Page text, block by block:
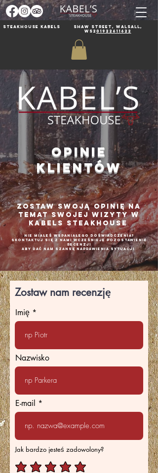
Steakhouse Kabels
Shaw Street, Walsall,
WS2 01922611622
OPINIE
KLIENTÓW
zostaw swoją opinię na
temat swojej wizyty w
Kabels Steakhouse
Nie miałeś wspaniałego doświadczenia?
Skontaktuj się z nami wcześniej e pozostawienie
recenzji
aby dać nam szansę naprawienia sytuacji
Zostaw nam recenzję
Imię
Nazwisko
E-mail
Jak bardzo jesteś zadowolony?